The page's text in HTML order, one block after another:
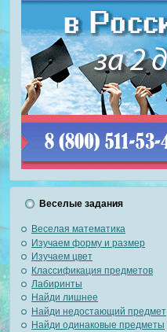
Веселые задания
Веселая математика
Изучаем форму и размер
Изучаем цвет
Классификация предметов
Лабиринты
Найди лишнее
Найди недостающий предмет
Найди одинаковые предметы